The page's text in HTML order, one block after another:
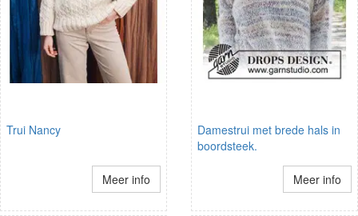
Trui Nancy
Meer info
Damestrui met brede hals in
boordsteek.
Meer info